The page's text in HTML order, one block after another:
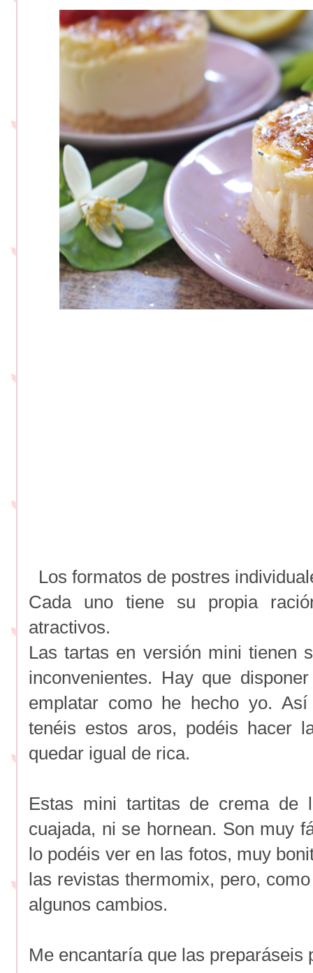
Los formatos de postres
Cada uno tiene su propia
atractivos.
Las tartas en versión mini tienen
inconvenientes. Hay que
emplatar como he hecho yo.
tenéis estos aros, podéis hacer
quedar igual de rica.
Estas mini tartitas de crema de
cuajada, ni se hornean. Son muy
lo podéis ver en las fotos, muy
las revistas thermomix, pero,
algunos cambios.
Me encantaría que las preparáseis